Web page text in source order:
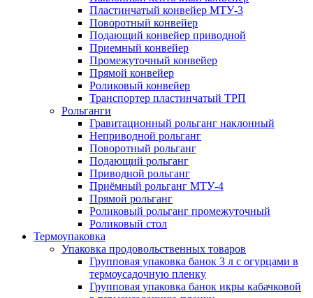
Пластинчатый конвейер МТУ-3
Поворотный конвейер
Подающий конвейер приводной
Приемный конвейер
Промежуточный конвейер
Прямой конвейер
Роликовый конвейер
Транспортер пластинчатый ТРП
Рольганги
Гравитационный рольганг наклонный
Неприводной рольганг
Поворотный рольганг
Подающий рольганг
Приводной рольганг
Приёмный рольганг МТУ-4
Прямой рольганг
Роликовый рольганг промежуточный
Роликовый стол
Термоупаковка
Упаковка продовольственных товаров
Групповая упаковка банок 3 л с огурцами в
термоусадочную пленку
Групповая упаковка банок икры кабачковой